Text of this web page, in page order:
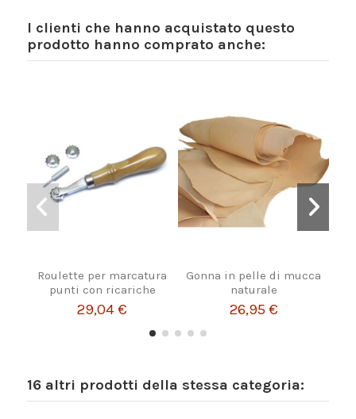
I clienti che hanno acquistato questo
prodotto hanno comprato anche:
Roulette per marcatura
punti con ricariche
29,04 €
Gonna in pelle di mucca
naturale
26,95 €
16 altri prodotti della stessa categoria: